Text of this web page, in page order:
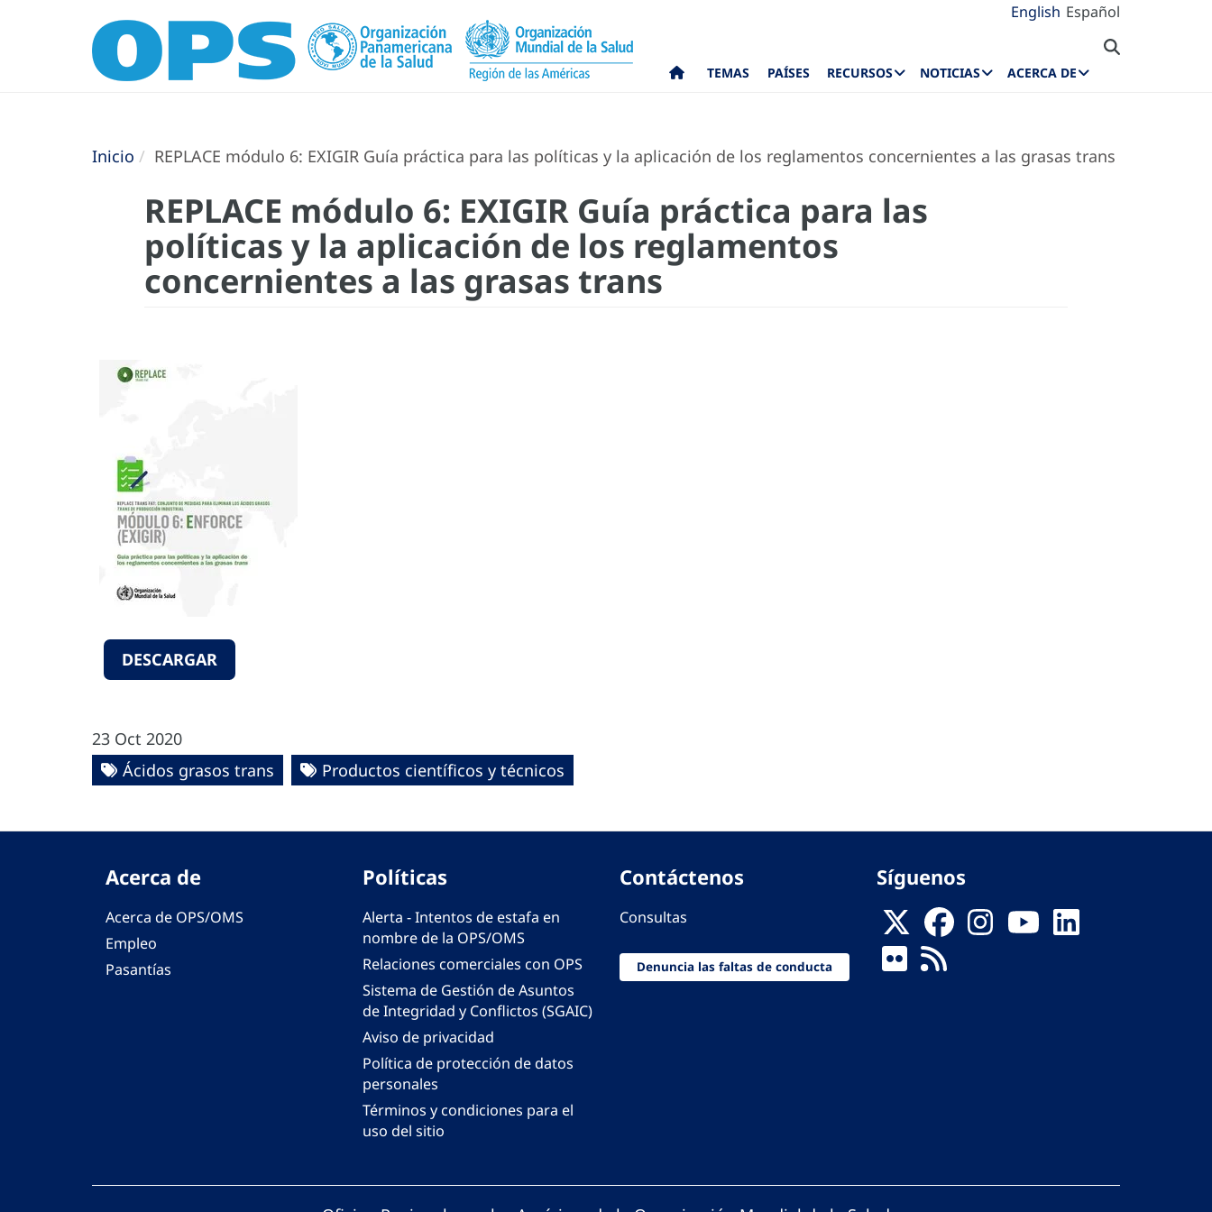
English Español
TEMAS PAÍSES RECURSOS NOTICIAS ACERCA DE
Inicio REPLACE módulo 6: EXIGIR Guía práctica para las políticas y la aplicación de los reglamentos concernientes a las grasas trans
REPLACE módulo 6: EXIGIR Guía práctica para las
políticas y la aplicación de los reglamentos
concernientes a las grasas trans
DESCARGAR
23 Oct 2020
Ácidos grasos trans
Productos científicos y técnicos
Acerca de
Acerca de OPS/OMS
Empleo
Pasantías
Políticas
Alerta - Intentos de estafa en
nombre de la OPS/OMS
Relaciones comerciales con OPS
Sistema de Gestión de Asuntos
de Integridad y Conflictos (SGAIC)
Aviso de privacidad
Política de protección de datos
personales
Términos y condiciones para el
uso del sitio
Contáctenos
Consultas
Denuncia las faltas de conducta
Síguenos